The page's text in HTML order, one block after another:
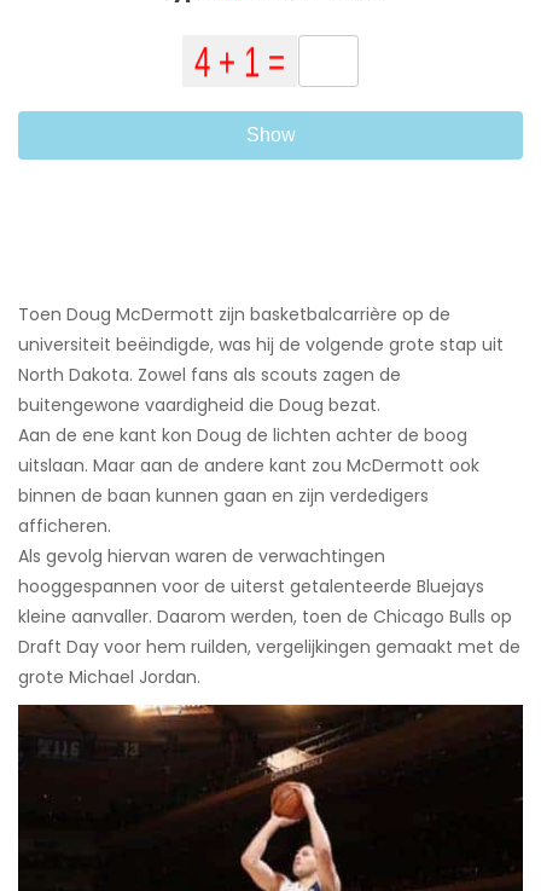
Show
Toen Doug McDermott zijn basketbalcarrière op de
universiteit beëindigde, was hij de volgende grote stap uit
North Dakota. Zowel fans als scouts zagen de
buitengewone vaardigheid die Doug bezat.
Aan de ene kant kon Doug de lichten achter de boog
uitslaan. Maar aan de andere kant zou McDermott ook
binnen de baan kunnen gaan en zijn verdedigers
afficheren.
Als gevolg hiervan waren de verwachtingen
hooggespannen voor de uiterst getalenteerde Bluejays
kleine aanvaller. Daarom werden, toen de Chicago Bulls op
Draft Day voor hem ruilden, vergelijkingen gemaakt met de
grote Michael Jordan.